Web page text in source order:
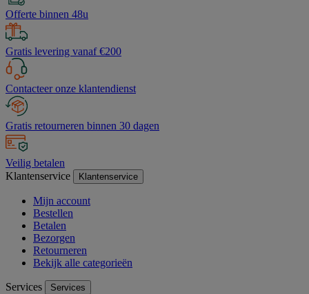
Offerte binnen 48u
Gratis levering vanaf €200
Contacteer onze klantendienst
Gratis retourneren binnen 30 dagen
Veilig betalen
Klantenservice
Klantenservice
Mijn account
Bestellen
Betalen
Bezorgen
Retourneren
Bekijk alle categorieën
Services Services